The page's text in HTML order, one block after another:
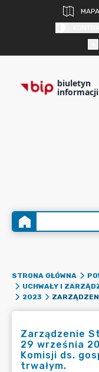
biuletyn
STRONA GŁÓWNA
UCHWAŁY I
2023
Zarządzenie
29 września
Komisji ds.
trwałym.